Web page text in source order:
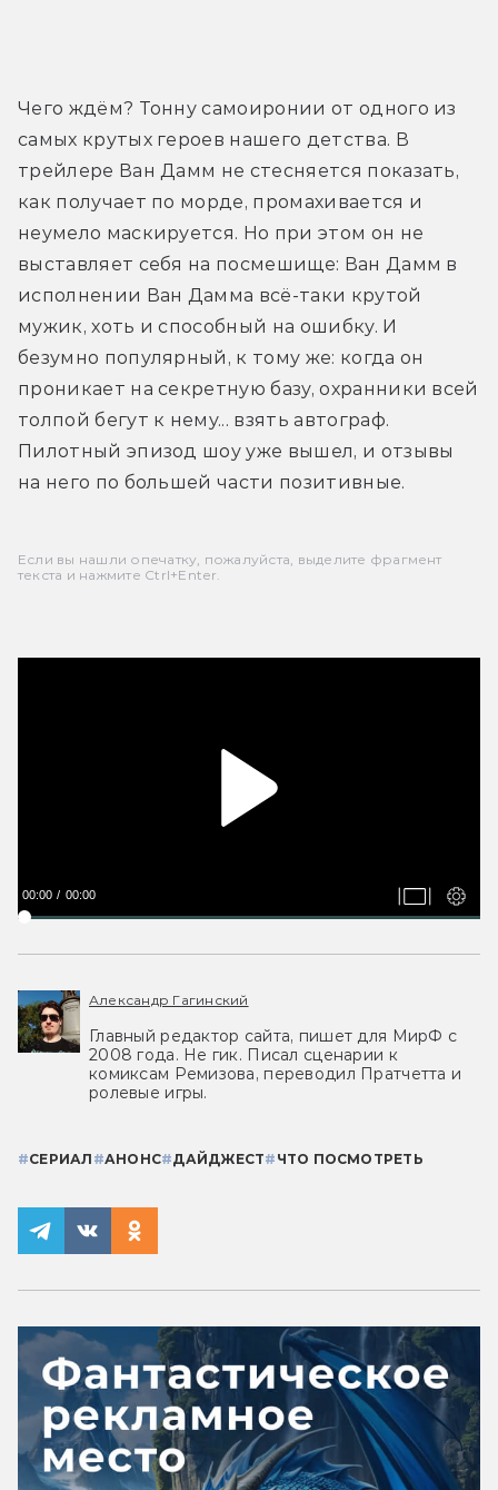
Чего ждём? Тонну самоиронии от одного из
самых крутых героев нашего детства. В
трейлере Ван Дамм не стесняется показать,
как получает по морде, промахивается и
неумело маскируется. Но при этом он не
выставляет себя на посмешище: Ван Дамм в
исполнении Ван Дамма всё-таки крутой
мужик, хоть и способный на ошибку. И
безумно популярный, к тому же: когда он
проникает на секретную базу, охранники всей
толпой бегут к нему... взять автограф.
Пилотный эпизод шоу уже вышел, и отзывы
на него по большей части позитивные.
Если вы нашли опечатку, пожалуйста, выделите фрагмент
текста и нажмите Ctrl+Enter.
00:00 00:00
Александр Гагинский
Главный редактор сайта, пишет для МирФ с
2008 года. Не гик. Писал сценарии к
комиксам Ремизова, переводил Пратчетта и
ролевые игры.
#СЕРИАЛ #АНОНС#ДАЙДЖЕСТ# ЧТО ПОСМОТРЕТЬ